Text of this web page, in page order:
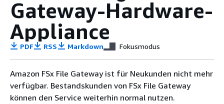
Gateway-Hardware-
Appliance
PDF RSS Markdown Fokusmodus
Amazon FSx File Gateway ist für Neukunden nicht mehr
verfügbar. Bestandskunden von FSx File Gateway
können den Service weiterhin normal nutzen.